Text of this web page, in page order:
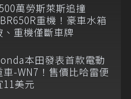
萬勞斯萊斯追撞
重機！豪車水箱
、重機僅斷車牌
本田發表首款電動
車-WN7！售價比哈雷便
11美元